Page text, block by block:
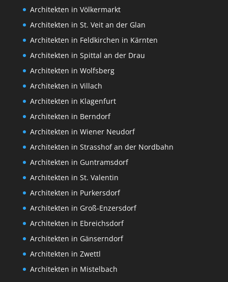
Architekten in Völkermarkt
Architekten in St. Veit an der Glan
Architekten in Feldkirchen in Kärnten
Architekten in Spittal an der Drau
Architekten in Wolfsberg
Architekten in Villach
Architekten in Klagenfurt
Architekten in Berndorf
Architekten in Wiener Neudorf
Architekten in Strasshof an der Nordbahn
Architekten in Guntramsdorf
Architekten in St. Valentin
Architekten in Purkersdorf
Architekten in Groß-Enzersdorf
Architekten in Ebreichsdorf
Architekten in Gänserndorf
Architekten in Zwettl
Architekten in Mistelbach